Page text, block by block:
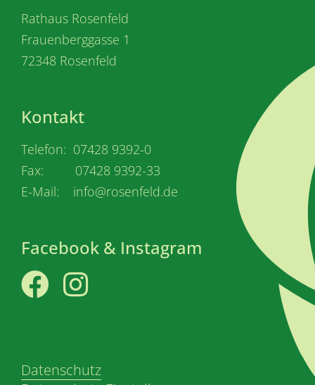
Rathaus Rosenfeld
Frauenberggasse 1
72348 Rosenfeld
Kontakt
Telefon: 07428 9392-0
Fax: 07428 9392-33
E-Mail: info@rosenfeld.de
Facebook & Instagram
Datenschutz